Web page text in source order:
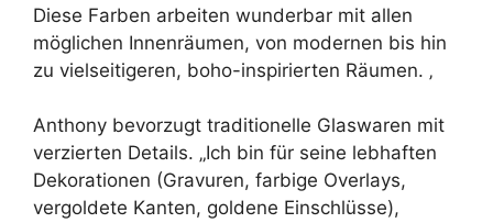
Diese Farben arbeiten wunderbar mit allen
möglichen Innenräumen, von modernen bis hin
zu vielseitigeren, boho-inspirierten Räumen. ‚
Anthony bevorzugt traditionelle Glaswaren mit
verzierten Details. „Ich bin für seine lebhaften
Dekorationen (Gravuren, farbige Overlays,
vergoldete Kanten, goldene Einschlüsse),